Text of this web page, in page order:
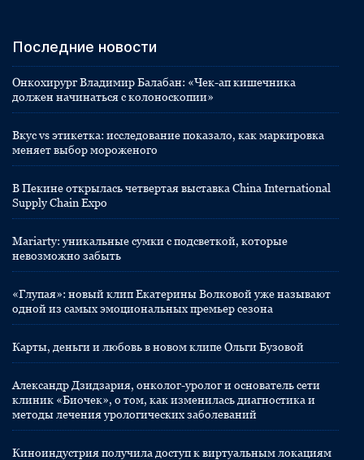
Последние новости
Онкохирург Владимир Балабан: «Чек-ап кишечника
должен начинаться с колоноскопии»
Вкус vs этикетка: исследование показало, как маркировка
меняет выбор мороженого
В Пекине открылась четвертая выставка China International
Supply Chain Expo
Mariarty: уникальные сумки с подсветкой, которые
невозможно забыть
«Глупая»: новый клип Екатерины Волковой уже называют
одной из самых эмоциональных премьер сезона
Карты, деньги и любовь в новом клипе Ольги Бузовой
Александр Дзидзария, онколог-уролог и основатель сети
клиник «Биочек», о том, как изменилась диагностика и
методы лечения урологических заболеваний
Киноиндустрия получила доступ к виртуальным локациям